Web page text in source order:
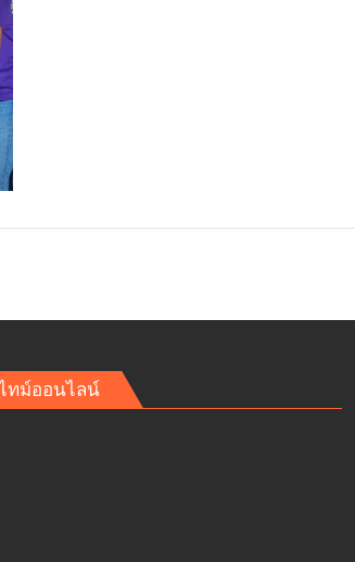
ทม์ออนไลน์